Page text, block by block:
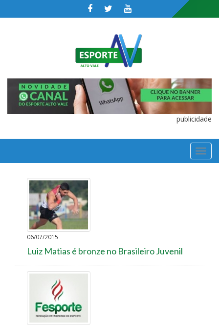
publicidade
06/07/2015
Luiz Matias é bronze no Brasileiro Juvenil